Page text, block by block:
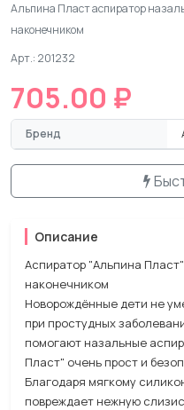
Альпина Пласт аспиратор
наконечником
Арт.: 201232
705.00 ₽
Бренд
Описание
Аспиратор "Альпина
наконечником
Новорождённые дети не
при простудных
помогают назальные
Пласт" очень прост и
Благодаря мягкому
повреждает нежную